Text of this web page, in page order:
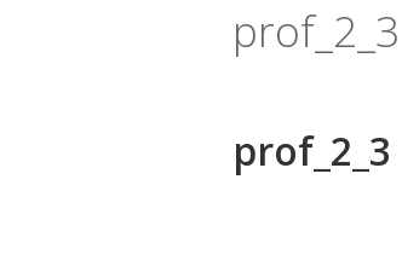
prof_2_3
prof_2_3